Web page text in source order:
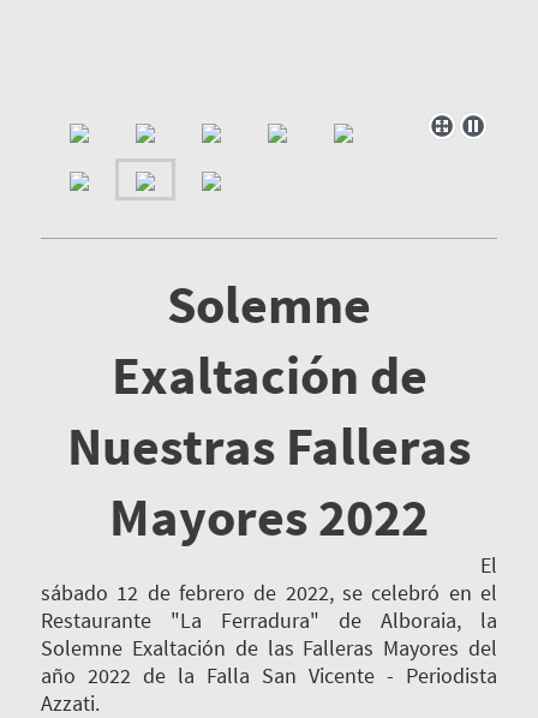
Solemne
Exaltación de
Nuestras Falleras
Mayores 2022
El
sábado 12 de febrero de 2022, se celebró en el
Restaurante "La Ferradura" de Alboraia, la
Solemne Exaltación de las Falleras Mayores del
año 2022 de la Falla San Vicente - Periodista
Azzati.